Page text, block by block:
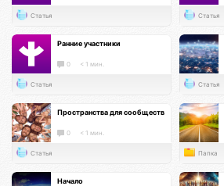
Статья Статья
Ранние участники
0 < 1 мин.
Статья Статья
Пространства для сообществ
0 < 1 мин.
Статья Папка
Начало